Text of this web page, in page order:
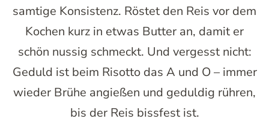
samtige Konsistenz. Röstet den Reis vor dem
Kochen kurz in etwas Butter an, damit er
schön nussig schmeckt. Und vergesst nicht:
Geduld ist beim Risotto das A und O – immer
wieder Brühe angießen und geduldig rühren,
bis der Reis bissfest ist.